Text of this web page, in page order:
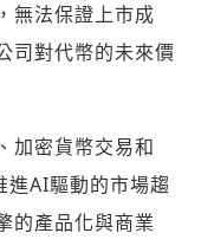
》
無法保證上市成
司對代幣的未來價
加密貨幣交易和
AI驅動的市場趨
的產品化與商業